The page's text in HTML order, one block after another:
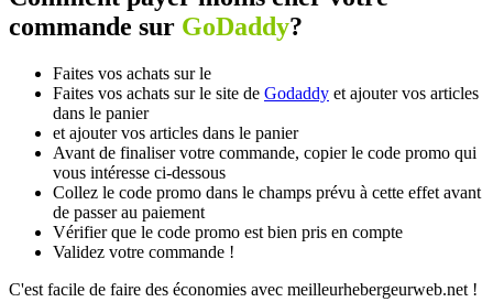
commande sur GoDaddy?
Faites vos achats sur le
Faites vos achats sur le site de Godaddy et ajouter vos articles
dans le panier
et ajouter vos articles dans le panier
Avant de finaliser votre commande, copier le code promo qui
vous intéresse ci-dessous
Collez le code promo dans le champs prévu à cette effet avant
de passer au paiement
Vérifier que le code promo est bien pris en compte
Validez votre commande !
C'est facile de faire des économies avec meilleurhebergeurweb.net !